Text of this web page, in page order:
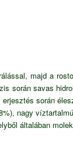
majd a
során savas
során
nagy
általában